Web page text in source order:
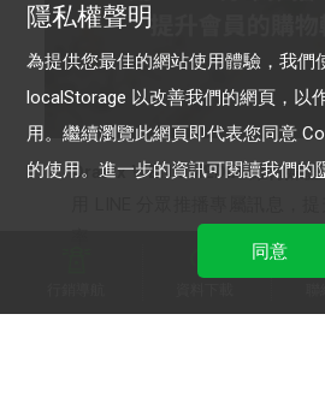
Ora2 x WENK MEDIA 維肯媒體
隱私權聲明
為提供您最佳的網站使用體驗，我們
localStorage 以改善我們的網頁，以
用。繼續瀏覽此網頁即代表您同意
的使用。進一步的資訊可閱讀我們的
同意